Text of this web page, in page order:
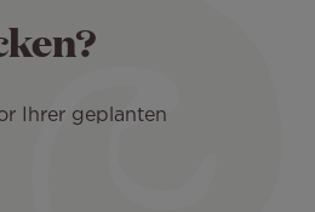
Ihrer geplanten